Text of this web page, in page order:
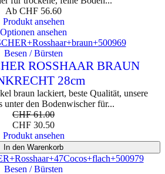
Ab CHF 56.60
Produkt ansehen
Optionen ansehen
Besen / Bürsten
ROSSHAAR BRAUN
28cm
braun lackiert, beste Qualität, unsere
unter den Bodenwischer für...
CHF61.00
CHF 30.50
Produkt ansehen
In den Warenkorb
Besen / Bürsten